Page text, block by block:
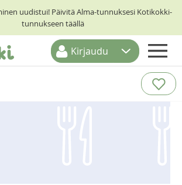
uudistui! Päivitä Alma-tunnuksesi Kotikokki-
tunnukseen täällä
Kirjaudu